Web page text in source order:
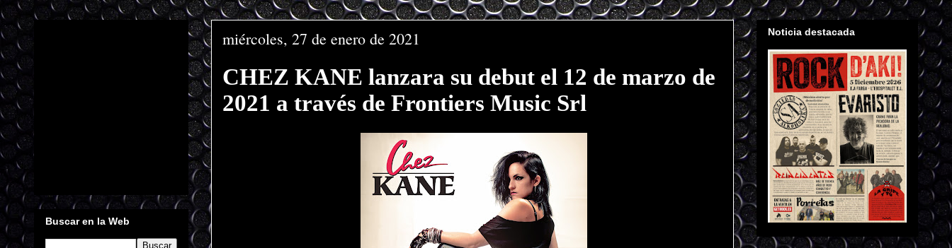
miércoles, 27 de enero de 2021
CHEZ KANE lanzara su debut el 12 de marzo de
2021 a través de Frontiers Music Srl
Buscar en la Web
Noticia destacada